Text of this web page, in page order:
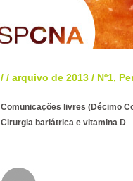
/ / arquivo de 2013 / Nº1,
Comunicações livres (Décimo
Cirurgia bariátrica e vitamina D